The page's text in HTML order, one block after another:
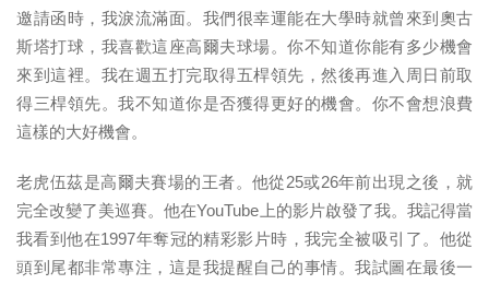
邀請函時，我淚流滿面。我們很幸運能在大學時就曾來到奧古
斯塔打球，我喜歡這座高爾夫球場。你不知道你能有多少機會
來到這裡。我在週五打完取得五桿領先，然後再進入周日前取
得三桿領先。我不知道你是否獲得更好的機會。你不會想浪費
這樣的大好機會。
老虎伍茲是高爾夫賽場的王者。他從25或26年前出現之後，就
完全改變了美巡賽。他在YouTube上的影片啟發了我。我記得當
我看到他在1997年奪冠的精彩影片時，我完全被吸引了。他從
頭到尾都非常專注，這是我提醒自己的事情。我試圖在最後一